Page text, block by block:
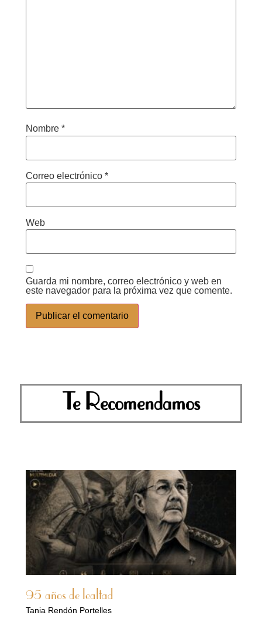
Nombre *
Correo electrónico *
Web
Guarda mi nombre, correo electrónico y web en
este navegador para la próxima vez que comente.
Te Recomendamos
95 años de lealtad
Tania Rendón Portelles